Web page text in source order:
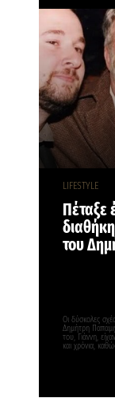
LIFESTYLE
Πέταξε
του
Οι δύσκολες
Δημήτρη
του, Γιάννη,
και χρόνια,